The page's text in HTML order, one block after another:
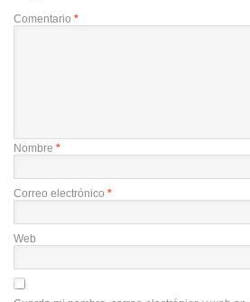
Comentario *
Nombre *
Correo electrónico *
Web